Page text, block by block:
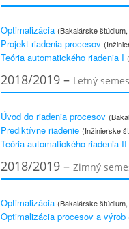
Optimalizácia (Bakalárske
Projekt riadenia procesov
Teória automatického riadenia I
2018/2019 – Letný
Úvod do riadenia procesov
Prediktívne riadenie (Inžinierske
Teória automatického riadenia II
2018/2019 – Zimný
Optimalizácia (Bakalárske
Optimalizácia procesov a výrob